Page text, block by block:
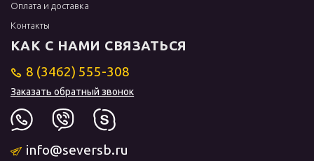
Оплата и доставка
Контакты
КАК С НАМИ СВЯЗАТЬСЯ
8 (3462) 555-308
Заказать обратный звонок
info@seversb.ru